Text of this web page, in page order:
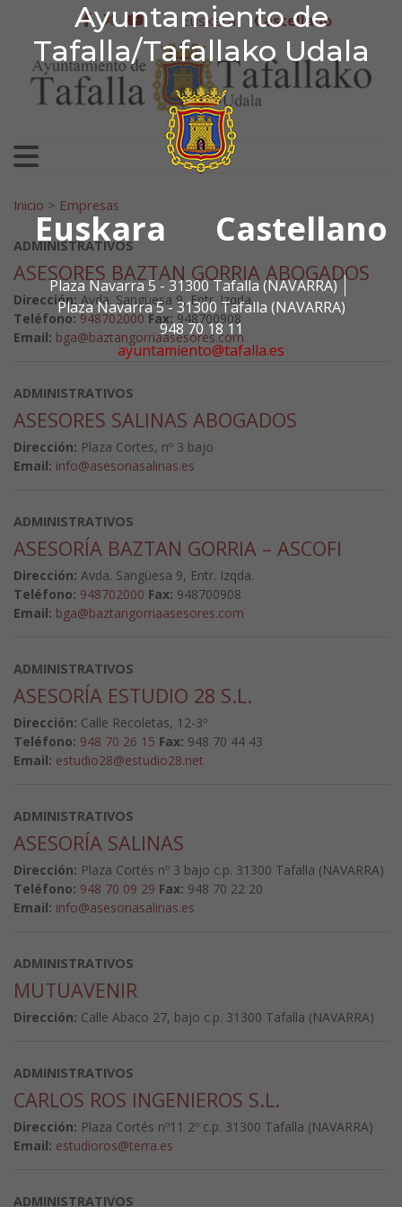
Ayuntamiento de
Tafalla/Tafallako Udala
Euskara Castellano
Plaza Navarra 5 - 31300 Tafalla (NAVARRA)
Plaza Navarra 5 - 31300 Tafalla (NAVARRA)
948 70 18 11
ayuntamiento@tafalla.es
Ir al contenido
Ayuntamiento de
facebook
twitter
youtube
Euskera Castellano
Search for:
Inicio > Empresas
ADMINISTRATIVOS
ASESORES BAZTAN GORRIA ABOGADOS
Dirección: Avda. Sangüesa 9, Entr. Izqda.
Teléfono:948702000 Fax: 948700908
Email: bga@baztangorriaasesores.com
ADMINISTRATIVOS
ASESORES SALINAS ABOGADOS
Dirección: Plaza Cortes, nº 3 bajo
Email: info@asesoriasalinas.es
ADMINISTRATIVOS
ASESORÍA BAZTAN GORRIA – ASCOFI
Dirección: Avda. Sangüesa 9, Entr. Izqda.
Teléfono: 948702000 Fax: 948700908
Email: bga@baztangorriaasesores.com
ADMINISTRATIVOS
ASESORÍA ESTUDIO 28 S.L.
Dirección: Calle Recoletas, 12-3º
Teléfono: 948 70 26 15 Fax: 948 70 44 43
Email: estudio28@estudio28.net
ADMINISTRATIVOS
ASESORÍA SALINAS
Dirección: Plaza Cortés nº 3 bajo c.p. 31300 Tafalla (NAVARRA)
Teléfono: 948 70 09 29 Fax: 948 70 22 20
Email: info@asesoriasalinas.es
ADMINISTRATIVOS
MUTUAVENIR
Dirección: Calle Abaco 27, bajo c.p. 31300 Tafalla (NAVARRA)
ADMINISTRATIVOS
CARLOS ROS INGENIEROS S.L.
Dirección: Plaza Cortés nº11 2º c.p. 31300 Tafalla (NAVARRA)
Email: estudioros@terra.es
ADMINISTRATIVOS